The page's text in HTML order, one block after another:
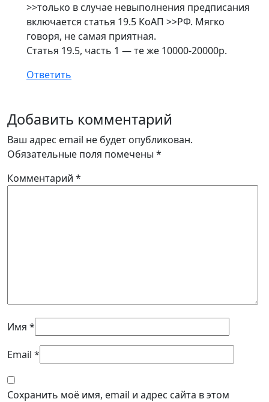
>>только в случае невыполнения предписания
включается статья 19.5 КоАП >>РФ. Мягко
говоря, не самая приятная.
Статья 19.5, часть 1 — те же 10000-20000р.
Ответить
Добавить комментарий
Ваш адрес email не будет опубликован.
Обязательные поля помечены *
Комментарий *
Имя *
Email *
Сохранить моё имя, email и адрес сайта в этом